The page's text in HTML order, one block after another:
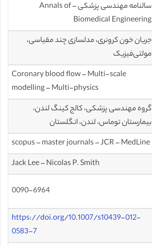
سالنامه مهندسی پزشکی – Annals of
Biomedical Engineering
جریان خون کرونری، مدلسازی چند مقیاسی،
مولتی‌فیزیک
Coronary blood flow – Multi-scale
modelling – Multi-physics
گروه مهندسی پزشکی، کالج کینگ لندن،
بیمارستان توماس، لندن، انگلستان
scopus – master journals – JCR – MedLine
Jack Lee – Nicolas P. Smith
0090-6964
https://doi.org/10.1007/s10439-012-
0583-7